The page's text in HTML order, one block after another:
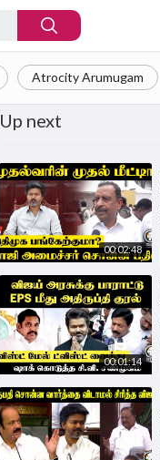
Atrocity Arumugam
Up next
00:02:48
00:01:14